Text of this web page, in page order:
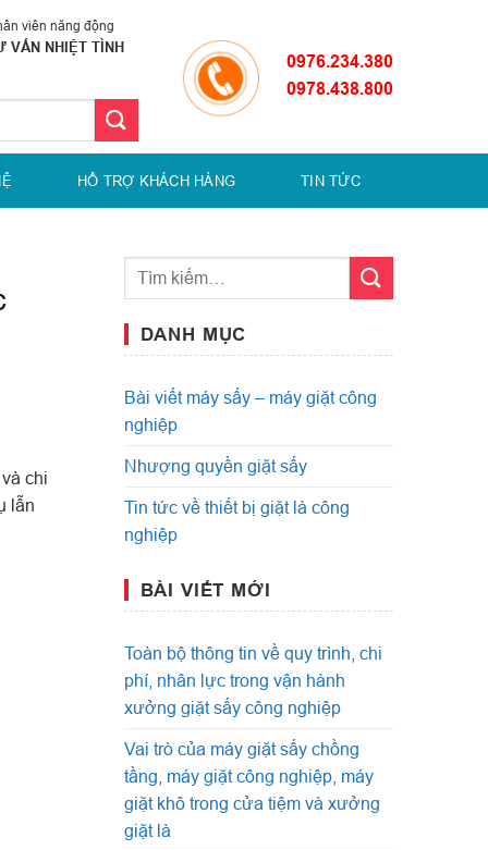
viên năng động
VẤN NHIỆT TÌNH
0976.234.380
0978.438.800
HỔ TRỢ KHÁCH HÀNG TIN TỨC
chi
lẫn
DANH MỤC
Bài viết máy sấy – máy giặt công
nghiệp
Nhượng quyền giặt sấy
Tin tức về thiết bị giặt là công
nghiệp
BÀI VIẾT MỚI
Toàn bộ thông tin về quy trình, chi
phí, nhân lực trong vận hành
xưởng giặt sấy công nghiệp
Vai trò của máy giặt sấy chồng
tầng, máy giặt công nghiệp, máy
giặt khô trong cửa tiệm và xưởng
giặt là